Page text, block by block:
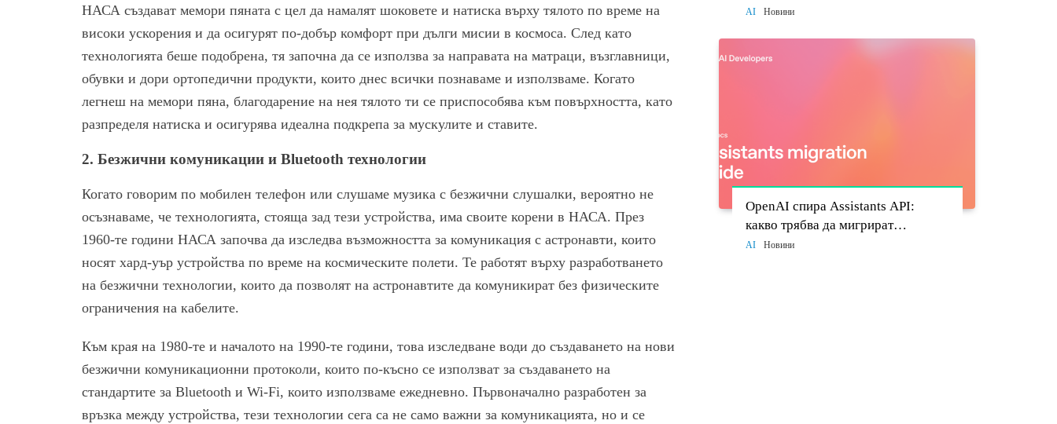
НАСА създават мемори пяната с цел да намалят шоковете и натиска върху тялото по време на
високи ускорения и да осигурят по-добър комфорт при дълги мисии в космоса. След като
технологията беше подобрена, тя започна да се използва за направата на матраци, възглавници,
обувки и дори ортопедични продукти, които днес всички познаваме и използваме. Когато
легнеш на мемори пяна, благодарение на нея тялото ти се приспособява към повърхността, като
разпределя натиска и осигурява идеална подкрепа за мускулите и ставите.
2. Безжични комуникации и Bluetooth технологии
Когато говорим по мобилен телефон или слушаме музика с безжични слушалки, вероятно не
осъзнаваме, че технологията, стояща зад тези устройства, има своите корени в НАСА. През
1960-те години НАСА започва да изследва възможността за комуникация с астронавти, които
носят хард-уър устройства по време на космическите полети. Те работят върху разработването
на безжични технологии, които да позволят на астронавтите да комуникират без физическите
ограничения на кабелите.
Към края на 1980-те и началото на 1990-те години, това изследване води до създаването на нови
безжични комуникационни протоколи, които по-късно се използват за създаването на
стандартите за Bluetooth и Wi-Fi, които използваме ежедневно. Първоначално разработен за
връзка между устройства, тези технологии сега са не само важни за комуникацията, но и се
моделите стават политически
AI Новини
OpenAI спира Assistants API:
какво трябва да мигрират
разработчиците до 26 август
AI Новини